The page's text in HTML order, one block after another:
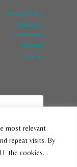
most relevant
repeat visits. By
the cookies. .
Privacy Policy
Términos y
Condiciones
Nosotros
Contact